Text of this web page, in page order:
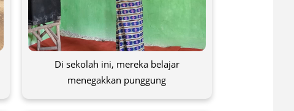
Di sekolah ini, mereka belajar
menegakkan punggung